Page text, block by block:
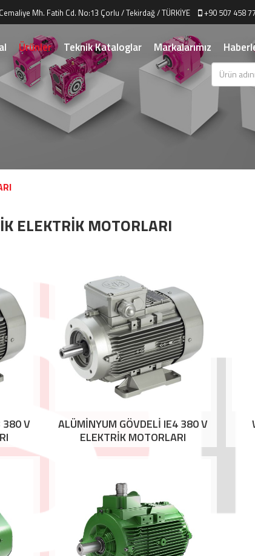
Cemaliye Mh. Fatih Cd. No:13 Çorlu / Tekirdağ / TÜRKİYE +90 507 458
Ürünler Teknik Kataloglar Markalarımız
ELEKTRİK MOTORLARI
380 V
ALÜMİNYUM GÖVDELİ IE4 380 V
ELEKTRİK MOTORLARI